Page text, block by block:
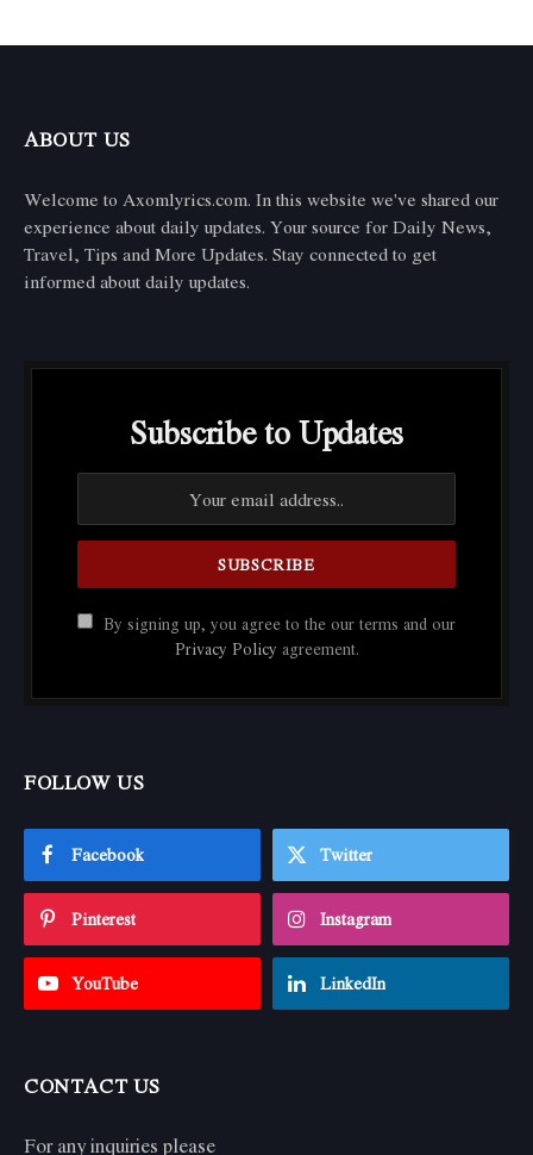
ABOUT US
Welcome to Axomlyrics.com. In this website we've shared our
experience about daily updates. Your source for Daily News,
Travel, Tips and More Updates. Stay connected to get
informed about daily updates.
Subscribe to Updates
By signing up, you agree to the our terms and our
Privacy Policy agreement.
FOLLOW US
Facebook Twitter
Pinterest Instagram
YouTube LinkedIn
CONTACT US
For any inquiries please